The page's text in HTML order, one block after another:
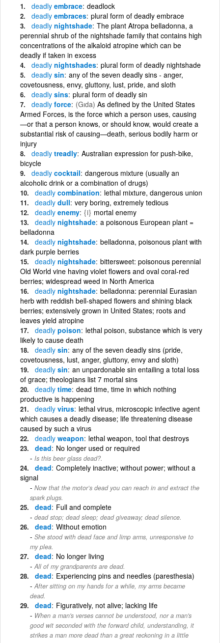
deadly embrace deadlock
deadly embraces plural form of deadly embrace
deadly nightshade The plant Atropa belladonna, a
perennial shrub of the nightshade family that contains high
concentrations of the alkaloid atropine which can be
deadly if taken in excess
deadly nightshades plural form of deadly nightshade
deadly sin any of the seven deadly sins - anger,
covetousness, envy, gluttony, lust, pride, and sloth
deadly sins plural form of deadly sin
deadly force (Gıda) As defined by the United States
Armed Forces, is the force which a person uses, causing
—or that a person knows, or should know, would create a
substantial risk of causing—death, serious bodily harm or
injury
deadly treadly Australian expression for push-bike,
bicycle
deadly cocktail dangerous mixture (usually an
alcoholic drink or a combination of drugs)
deadly combination lethal mixture, dangerous union
deadly dull very boring, extremely tedious
deadly enemy {i} mortal enemy
deadly nightshade a poisonous European plant =
belladonna
deadly nightshade belladonna, poisonous plant with
dark purple berries
deadly nightshade bittersweet: poisonous perennial
Old World vine having violet flowers and oval coral-red
berries; widespread weed in North America
deadly nightshade belladonna: perennial Eurasian
herb with reddish bell-shaped flowers and shining black
berries; extensively grown in United States; roots and
leaves yield atropine
deadly poison lethal poison, substance which is very
likely to cause death
deadly sin any of the seven deadly sins (pride,
covetousness, lust, anger, gluttony, envy and sloth)
deadly sin an unpardonable sin entailing a total loss
of grace; theologians list 7 mortal sins
deadly time dead time, time in which nothing
productive is happening
deadly virus lethal virus, microscopic infective agent
which causes a deadly disease; life threatening disease
caused by such a virus
deadly weapon lethal weapon, tool that destroys
dead No longer used or required
Is this beer glass dead?.
dead Completely inactive; without power; without a
signal
Now that the motor’s dead you can reach in and extract the
spark plugs.
dead Full and complete
dead stop; dead sleep; dead giveaway; dead silence.
dead Without emotion
She stood with dead face and limp arms, unresponsive to
my plea.
dead No longer living
All of my grandparents are dead.
dead Experiencing pins and needles (paresthesia)
After sitting on my hands for a while, my arms became
dead.
dead Figuratively, not alive; lacking life
When a man's verses cannot be understood, nor a man's
good wit seconded with the forward child, understanding, it
strikes a man more dead than a great reckoning in a little